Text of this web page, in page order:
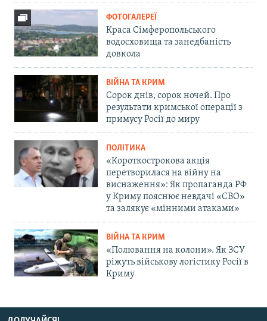
ФОТОГАЛЕРЕЇ
Краса Сімферопольського
водосховища та занедбаність
довкола
ВІЙНА ТА КРИМ
Сорок днів, сорок ночей. Про
результати кримської операції з
примусу Росії до миру
ПОЛІТИКА
«Короткострокова акція
перетворилася на війну на
виснаження»: Як пропаганда РФ
у Криму пояснює невдачі «СВО»
та залякує «мінними атаками»
ВІЙНА ТА КРИМ
«Полювання на колони». Як ЗСУ
ріжуть військову логістику Росії в
Криму